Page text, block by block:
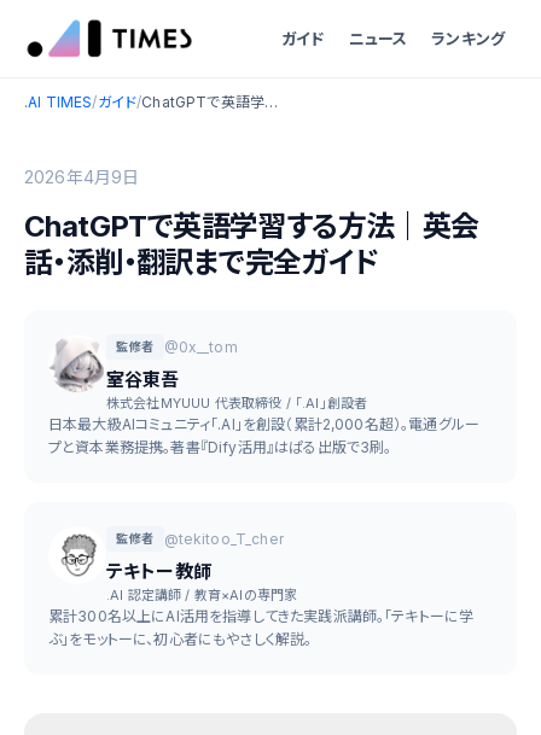
ガイド ニュース ランキング
.AI TIMES/ガイド/ ChatGPTで英語学習する方法｜英会話・添削・翻訳まで完全ガイド
2026年4月9日
ChatGPTで英語学習する方法｜英会
話・添削・翻訳まで完全ガイド
監修者 @0x__tom
室谷東吾
株式会社MYUUU 代表取締役 / 「.AI」創設者
日本最大級AIコミュニティ「.AI」を創設（累計2,000名超）。電通グルー
プと資本業務提携。著書『Dify活用』はぱる出版で3刷。
監修者 @tekitoo_T_cher
テキトー教師
.AI 認定講師 / 教育×AIの専門家
累計300名以上にAI活用を指導してきた実践派講師。「テキトーに学
ぶ」をモットーに、初心者にもやさしく解説。